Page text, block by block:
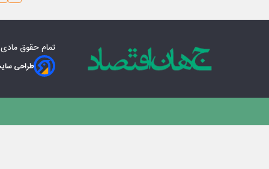
تمام حقوق
طراحی